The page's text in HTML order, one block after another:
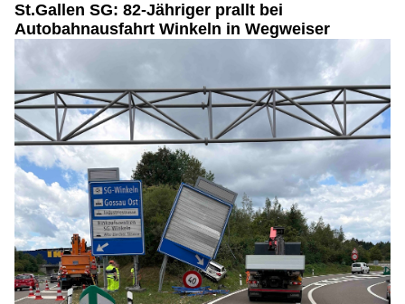
St.Gallen SG: 82-Jähriger prallt bei
Autobahnausfahrt Winkeln in Wegweiser